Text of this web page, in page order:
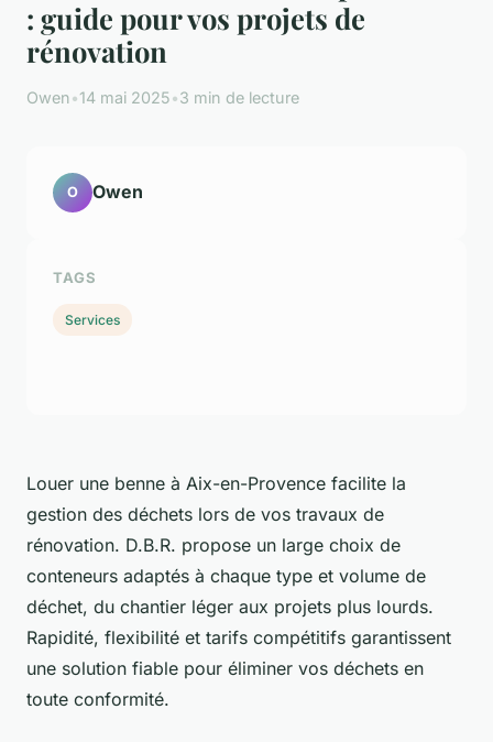
: guide pour vos projets de
rénovation
Owen•14 mai 2025•3 min de lecture
Louer une benne à Aix-en-Provence facilite la
gestion des déchets lors de vos travaux de
rénovation. D.B.R. propose un large choix de
conteneurs adaptés à chaque type et volume de
déchet, du chantier léger aux projets plus lourds.
Rapidité, flexibilité et tarifs compétitifs garantissent
une solution fiable pour éliminer vos déchets en
toute conformité.
O Owen
TAGS
Services